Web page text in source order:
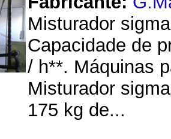
Misturador
Capacidade de
/ h**. Máquinas
Misturador
175 kg de...